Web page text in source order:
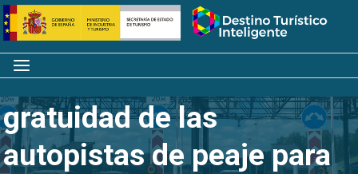
Saltar
al
contenido
Inicio
Menú
PREDIF solicita la
gratuidad de las
autopistas de peaje para